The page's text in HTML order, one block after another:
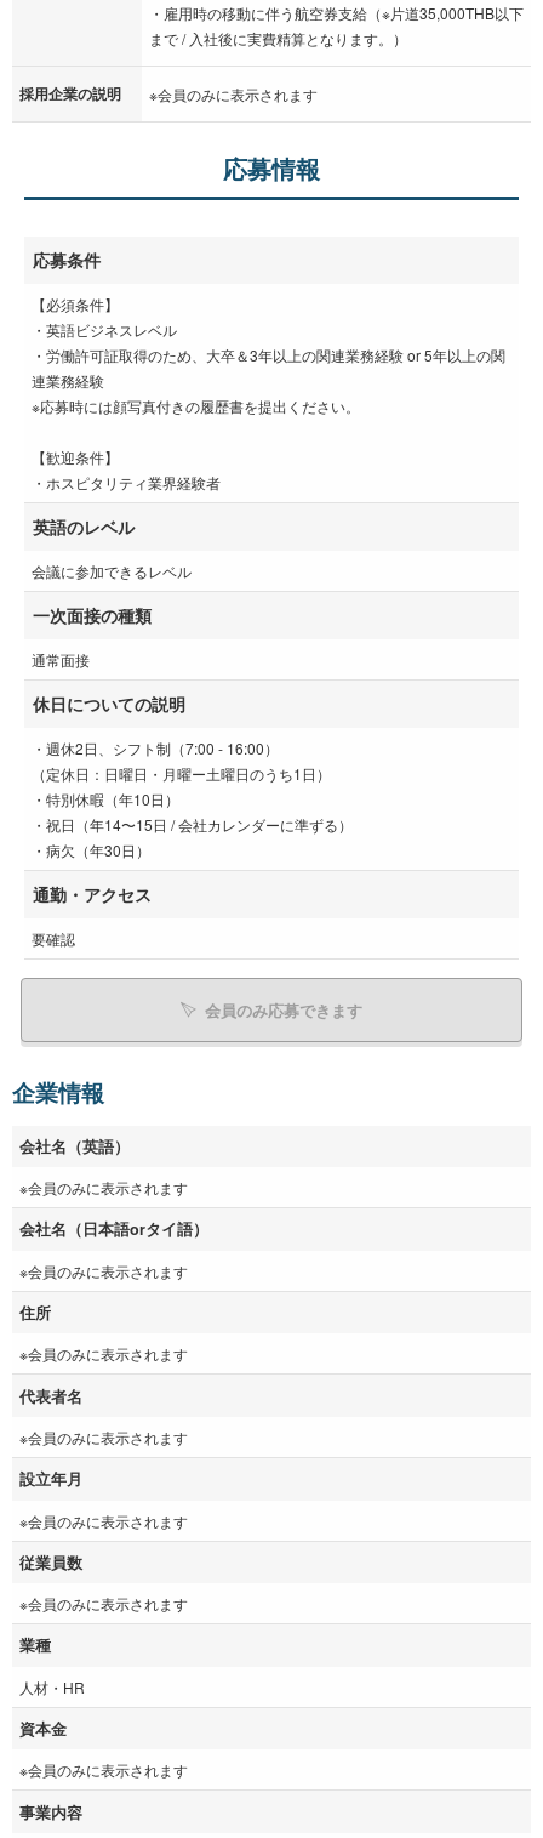
・雇用時の移動に伴う航空券支給（※片道35,000THB以下
まで / 入社後に実費精算となります。）
採用企業の説明 ※会員のみに表示されます
応募情報
応募条件
【必須条件】
・英語ビジネスレベル
・労働許可証取得のため、大卒＆3年以上の関連業務経験 or 5年以上の関
連業務経験
※応募時には顔写真付きの履歴書を提出ください。
【歓迎条件】
・ホスピタリティ業界経験者
英語のレベル
会議に参加できるレベル
一次面接の種類
通常面接
休日についての説明
・週休2日、シフト制（7:00 - 16:00）
（定休日：日曜日・月曜ー土曜日のうち1日）
・特別休暇（年10日）
・祝日（年14〜15日 / 会社カレンダーに準ずる）
・病欠（年30日）
通勤・アクセス
要確認
会員のみ応募できます
企業情報
会社名（英語）
※会員のみに表示されます
会社名（日本語orタイ語）
※会員のみに表示されます
住所
※会員のみに表示されます
代表者名
※会員のみに表示されます
設立年月
※会員のみに表示されます
従業員数
※会員のみに表示されます
業種
人材・HR
資本金
※会員のみに表示されます
事業内容